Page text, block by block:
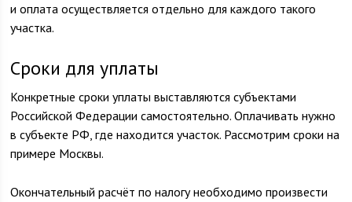
и оплата осуществляется отдельно для каждого такого
участка.
Сроки для уплаты
Конкретные сроки уплаты выставляются субъектами
Российской Федерации самостоятельно. Оплачивать нужно
в субъекте РФ, где находится участок. Рассмотрим сроки на
примере Москвы.
Окончательный расчёт по налогу необходимо произвести